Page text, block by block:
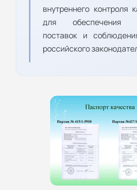
внутреннего контроля
для обеспечения
поставок и
российского